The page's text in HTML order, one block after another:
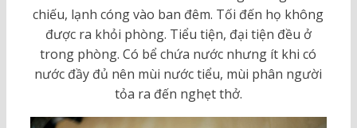
chiếu, lạnh cóng vào ban đêm. Tối đến họ không
được ra khỏi phòng. Tiểu tiện, đại tiện đều ở
trong phòng. Có bể chứa nước nhưng ít khi có
nước đầy đủ nên mùi nước tiểu, mùi phân người
tỏa ra đến nghẹt thở.